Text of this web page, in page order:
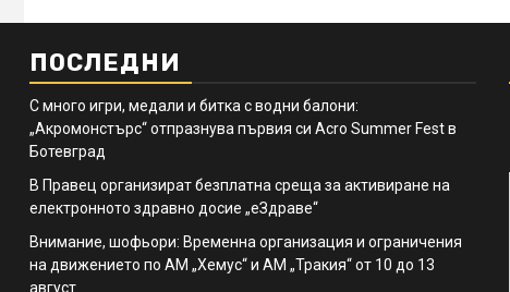
ПОСЛЕДНИ
С много игри, медали и битка с водни балони:
„Акромонстърс“ отпразнува първия си Acro Summer Fest в
Ботевград
В Правец организират безплатна среща за активиране на
електронното здравно досие „еЗдраве“
Внимание, шофьори: Временна организация и ограничения
на движението по АМ „Хемус“ и АМ „Тракия“ от 10 до 13
август